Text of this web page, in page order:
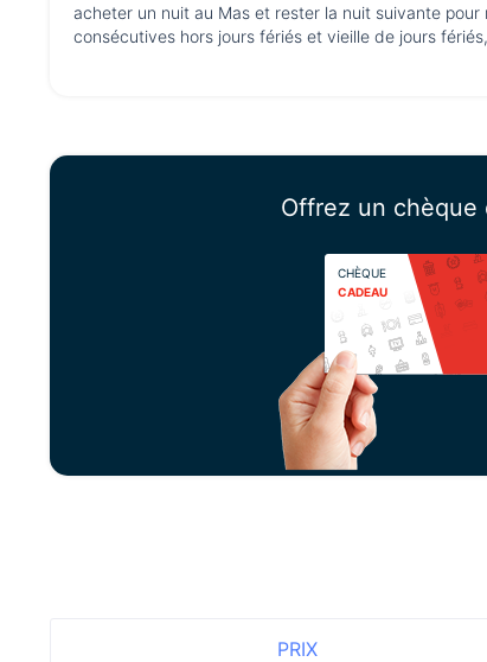
acheter un nuit au Mas et rester la nuit suivante
consécutives hors jours fériés et vieille de jours
Offrez un chèque
CHÈQUE
CADEAU
PRIX